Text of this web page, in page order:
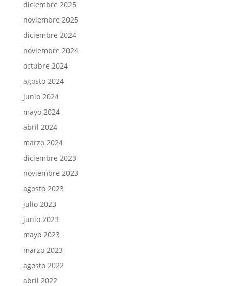
diciembre 2025
noviembre 2025
diciembre 2024
noviembre 2024
octubre 2024
agosto 2024
junio 2024
mayo 2024
abril 2024
marzo 2024
diciembre 2023
noviembre 2023
agosto 2023
julio 2023
junio 2023
mayo 2023
marzo 2023
agosto 2022
abril 2022